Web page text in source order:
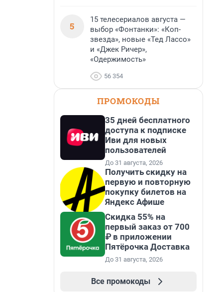
5
15 телесериалов августа —
выбор «Фонтанки»: «Коп-
звезда», новые «Тед Лассо»
и «Джек Ричер»,
«Одержимость»
56 354
ПРОМОКОДЫ
35 дней бесплатного
доступа к подписке
Иви для новых
пользователей
До 31 августа, 2026
Получить скидку на
первую и повторную
покупку билетов на
Яндекс Афише
Скидка 55% на
первый заказ от 700
₽ в приложении
Пятёрочка Доставка
До 31 августа, 2026
Все промокоды